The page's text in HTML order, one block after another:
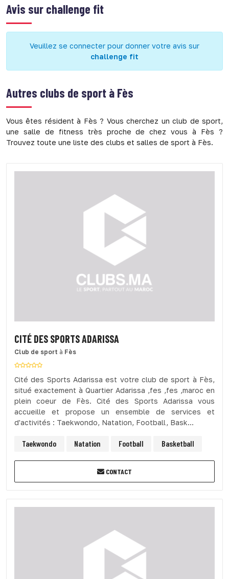
Avis sur challenge fit
Veuillez se connecter pour donner votre avis sur
challenge fit
Autres clubs de sport à Fès
Vous êtes résident à Fès ? Vous cherchez un club de sport,
une salle de fitness très proche de chez vous à Fès ?
Trouvez toute une liste des clubs et salles de sport à Fès.
CITÉ DES SPORTS ADARISSA
Club de sport à Fès
Cité des Sports Adarissa est votre club de sport à Fès,
situé exactement à Quartier Adarissa ,fes ,fes ,maroc en
plein coeur de Fès. Cité des Sports Adarissa vous
accueille et propose un ensemble de services et
d'activités : Taekwondo, Natation, Football, Bask...
Taekwondo Natation Football Basketball
CONTACT